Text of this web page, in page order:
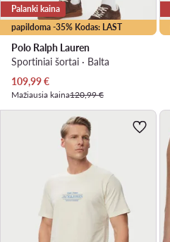
papildoma -35% Kodas: LAST
Palanki kaina
Polo Ralph Lauren
Sportiniai šortai · Balta
Dabartinė kaina
109,99€
Mažiausia kaina120,99 €